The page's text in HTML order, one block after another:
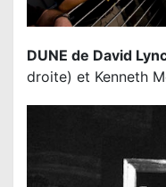
DUNE de David
droite) et Kenneth